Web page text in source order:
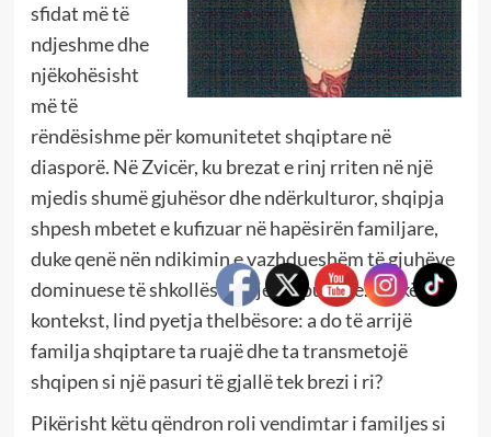
sfidat më të
ndjeshme dhe
njëkohësisht
më të
rëndësishme për komunitetet shqiptare në
diasporë. Në Zvicër, ku brezat e rinj rriten në një
mjedis shumë gjuhësor dhe ndërkulturor, shqipja
shpesh mbetet e kufizuar në hapësirën familjare,
duke qenë nën ndikimin e vazhdueshëm të gjuhëve
dominuese të shkollës dhe jetës publike. Në këtë
kontekst, lind pyetja thelbësore: a do të arrijë
familja shqiptare ta ruajë dhe ta transmetojë
shqipen si një pasuri të gjallë tek brezi i ri?
Pikërisht këtu qëndron roli vendimtar i familjes si